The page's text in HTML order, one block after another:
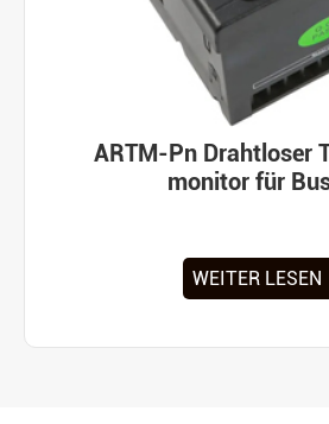
ARTM-Pn Drahtloser
monitor für
WEITER LESEN